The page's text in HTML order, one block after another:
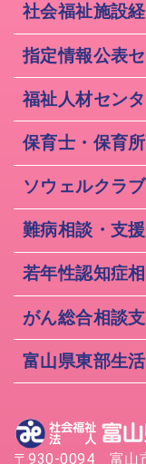
社会福祉施設
指定情報公表
福祉人材セン
保育士・保育
ソウェルクラ
難病相談・支
若年性認知症
がん総合相談
富山県東部生
〒930-0094 富山